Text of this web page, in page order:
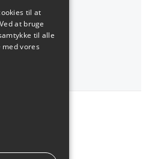
til at
at bruge
til alle
vores